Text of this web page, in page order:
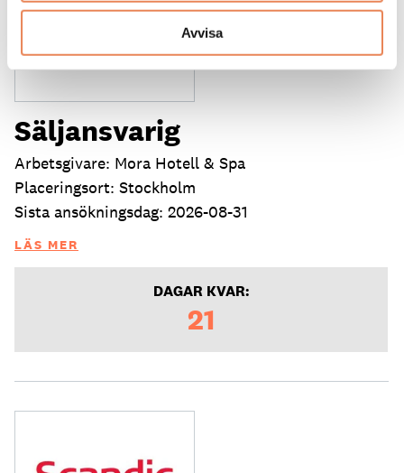
Avvisa
Säljansvarig
Arbetsgivare: Mora Hotell & Spa
Placeringsort: Stockholm
Sista ansökningsdag: 2026-08-31
LÄS MER
DAGAR KVAR:
21